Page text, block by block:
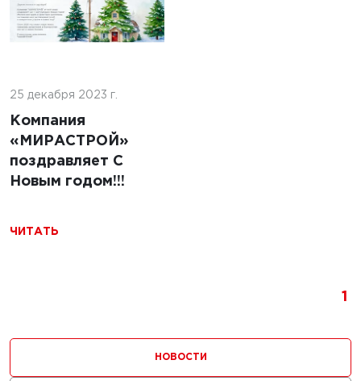
25 декабря 2023 г.
Компания
«МИРАСТРОЙ»
поздравляет С
Новым годом!!!
ЧИТАТЬ
1
НОВОСТИ